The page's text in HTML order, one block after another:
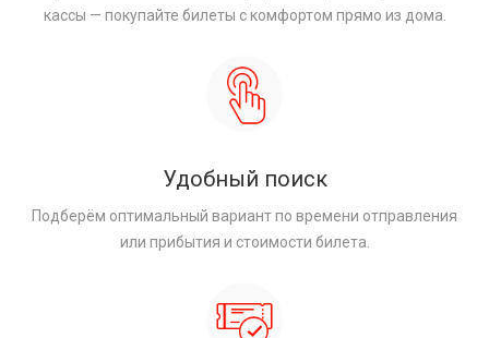
кассы — покупайте билеты с комфортом прямо из дома.
Удобный поиск
Подберём оптимальный вариант по времени отправления
или прибытия и стоимости билета.